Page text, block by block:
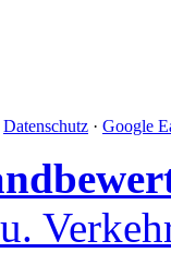
Datenschutz · Google